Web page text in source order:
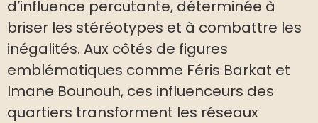
d’influence percutante, déterminée à
briser les stéréotypes et à combattre les
inégalités. Aux côtés de figures
emblématiques comme Féris Barkat et
Imane Bounouh, ces influenceurs des
quartiers transforment les réseaux